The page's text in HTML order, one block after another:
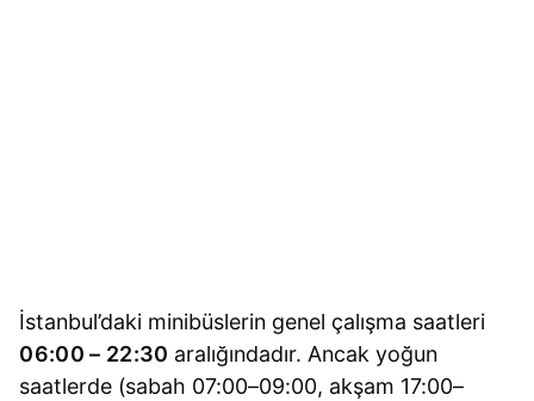
İstanbul’daki minibüslerin genel çalışma saatleri
06:00 – 22:30 aralığındadır. Ancak yoğun
saatlerde (sabah 07:00–09:00, akşam 17:00–